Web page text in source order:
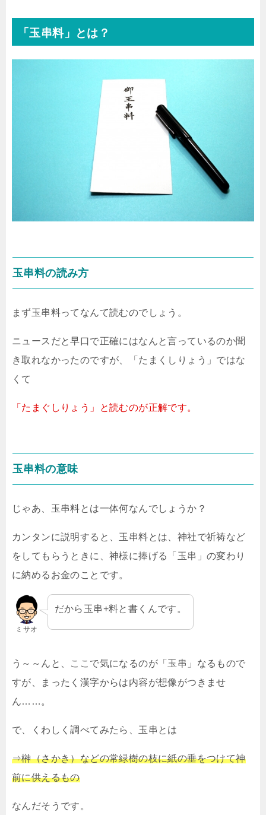
「玉串料」とは？
玉串料の読み方
まず玉串料ってなんて読むのでしょう。
ニュースだと早口で正確にはなんと言っているのか聞
き取れなかったのですが、「たまくしりょう」ではな
くて
「たまぐしりょう」と読むのが正解です。
玉串料の意味
じゃあ、玉串料とは一体何なんでしょうか？
カンタンに説明すると、玉串料とは、神社で祈祷など
をしてもらうときに、神様に捧げる「玉串」の変わり
に納めるお金のことです。
ミサオ
だから玉串+料と書くんです。
う～～んと、ここで気になるのが「玉串」なるもので
すが、まったく漢字からは内容が想像がつきませ
ん……。
で、くわしく調べてみたら、玉串とは
⇒榊（さかき）などの常緑樹の枝に紙の垂をつけて神
前に供えるもの
なんだそうです。